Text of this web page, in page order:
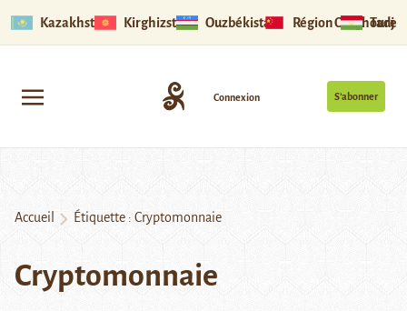
Kazakhstan Kirghizstan Ouzbékistan Région Ouïghoure
S’abonner
Connexion
Accueil Étiquette : Cryptomonnaie
Cryptomonnaie